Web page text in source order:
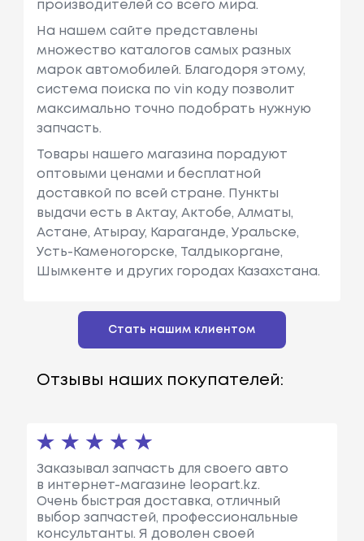
производителей со всего мира.
На нашем сайте представлены
множество каталогов самых разных
марок автомобилей. Благодоря этому,
система поиска по vin коду позволит
максимально точно подобрать нужную
запчасть.
Товары нашего магазина порадуют
оптовыми ценами и бесплатной
доставкой по всей стране. Пункты
выдачи есть в Актау, Актобе, Алматы,
Астане, Атырау, Караганде, Уральске,
Усть-Каменогорске, Талдыкоргане,
Шымкенте и других городах Казахстана.
Стать нашим клиентом
Отзывы наших покупателей:
Заказывал запчасть для своего авто
в интернет-магазине leopart.kz.
Очень быстрая доставка, отличный
выбор запчастей, профессиональные
консультанты. Я доволен своей